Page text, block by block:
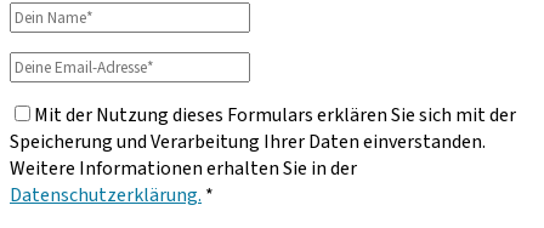
Dein
Name
Deine
Email-
Adresse
Mit der Nutzung dieses Formulars erklären Sie sich mit der
Speicherung und Verarbeitung Ihrer Daten einverstanden.
Weitere Informationen erhalten Sie in der
Datenschutzerklärung. *